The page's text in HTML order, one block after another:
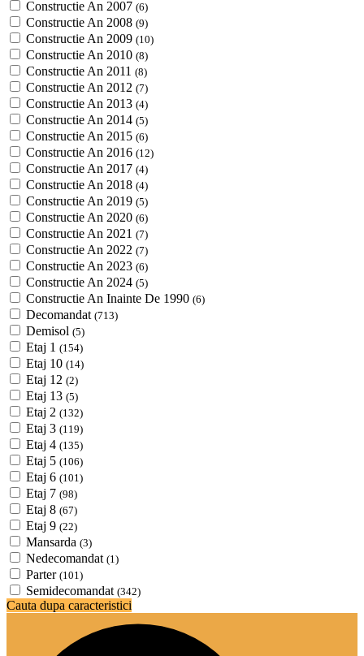
Constructie An 2007 (6)
Constructie An 2008 (9)
Constructie An 2009 (10)
Constructie An 2010 (8)
Constructie An 2011 (8)
Constructie An 2012 (7)
Constructie An 2013 (4)
Constructie An 2014 (5)
Constructie An 2015 (6)
Constructie An 2016 (12)
Constructie An 2017 (4)
Constructie An 2018 (4)
Constructie An 2019 (5)
Constructie An 2020 (6)
Constructie An 2021 (7)
Constructie An 2022 (7)
Constructie An 2023 (6)
Constructie An 2024 (5)
Constructie An Inainte De 1990 (6)
Decomandat (713)
Demisol (5)
Etaj 1 (154)
Etaj 10 (14)
Etaj 12 (2)
Etaj 13 (5)
Etaj 2 (132)
Etaj 3 (119)
Etaj 4 (135)
Etaj 5 (106)
Etaj 6 (101)
Etaj 7 (98)
Etaj 8 (67)
Etaj 9 (22)
Mansarda (3)
Nedecomandat (1)
Parter (101)
Semidecomandat (342)
Cauta dupa caracteristici